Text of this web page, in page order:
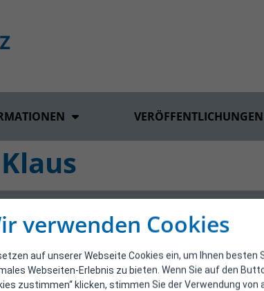
verwenden Cookies
auf unserer Webseite Cookies ein, um Ihnen besten
Webseiten-Erlebnis zu bieten. Wenn Sie auf den
zustimmen“ klicken, stimmen Sie der Verwendung von
VERÖFFENTLICHUNGEN